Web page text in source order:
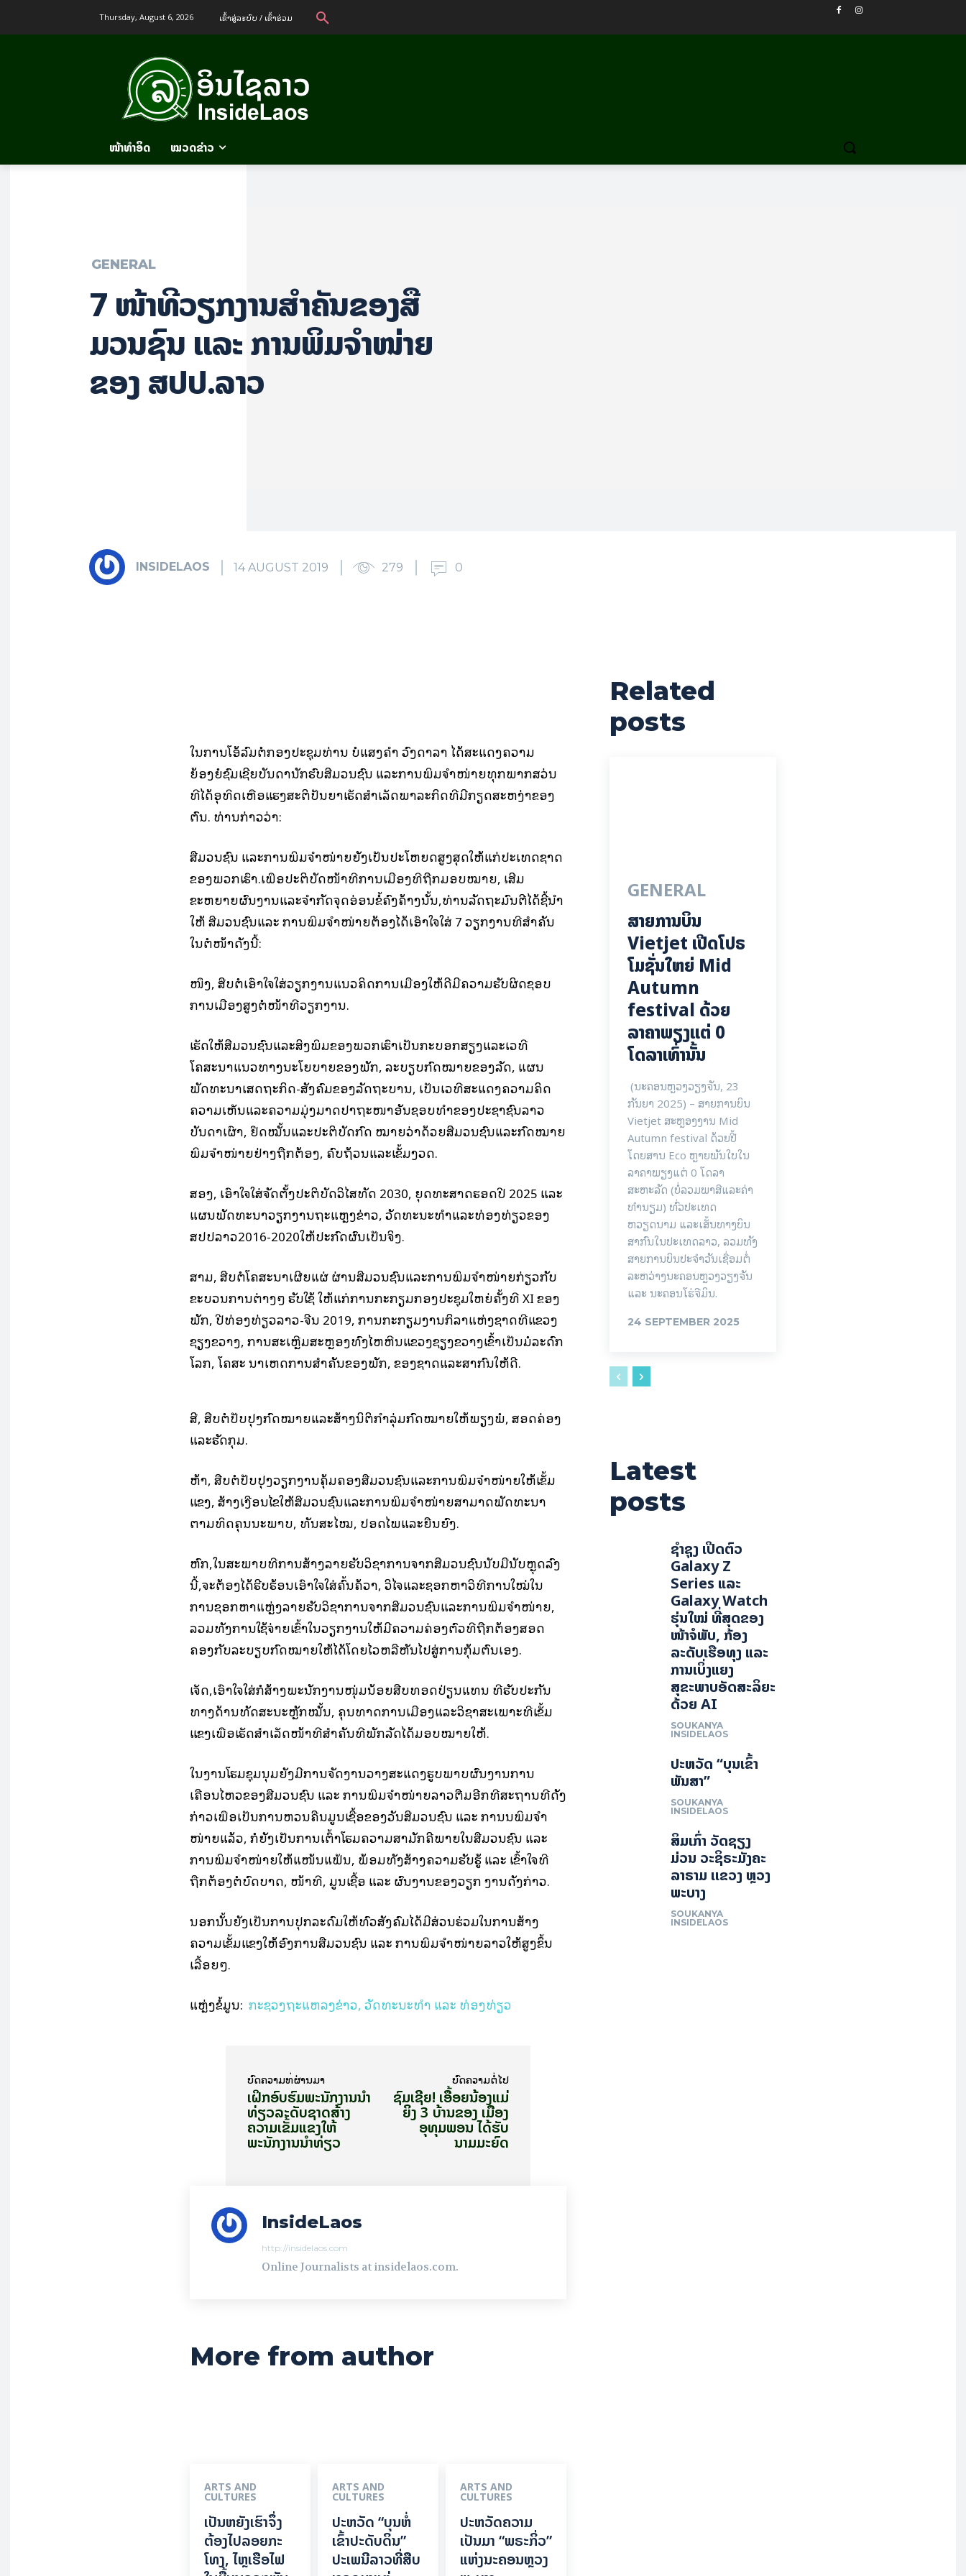
Thursday, August 6, 2026 ເຂົ້າ​ສູ່​ລະ​ບົບ / ເຂົ້າ​ຮ່ວມ
ໜ້າທຳອິດ ໝວດຂ່າວ
GENERAL
7 ໜ້າທີ່ວຽກງານສຳຄັນຂອງສື່
ມວນຊົນ ແລະ ການພິມຈຳໜ່າຍ
ຂອງ ສປປ.ລາວ
INSIDELAOS 14 AUGUST 2019 279 0
ໃນການໂອ້ລົມຕໍ່ກອງປະຊຸມທ່ານ ບໍ່ແສງຄຳ ວົງດາລາ ໄດ້ສະແດງຄວາມ
ຍ້ອງຍໍຊົມເຊີຍບັນດານັກຮົບສື່ມວນຊົນ ແລະການພິມຈຳໜ່າຍທຸກພາກສວ່ນ
ທີ່ໄດ້ອຸທິດເຫື່ອແຮງສະຕິປັນຍາເຮັດສຳເລັດພາລະກິດທີ່ມີກຽດສະຫງ່າຂອງ
ຕົນ. ທ່ານກ່າວວ່າ:
ສື່ມວນຊົນ ແລະການພິມຈຳໜ່າຍຍັງເປັນປະໂຫຍດສູງສຸດໃຫ້ແກ່ປະເທດຊາດ
ຂອງພວກເຮົາ.ເພື່ອປະຕິບັດໜ້າທີການເມືອງທີ່ຖືກມອບໝາຍ, ເສີມ
ຂະຫຍາຍຜົນງານແລະຈໍາກັດຈຸດອ່ອນຂໍ້ຄົງຄ້າງນັ້ນ,ທ່ານລັດຖະມົນຕີໄດ້ຊີ້ນຳ
ໃຫ້ ສື່ມວນຊົນແລະ ການພິມຈໍາໜ່າຍຕ້ອງໄດ້ເອົາໃຈໃສ່ 7 ວຽກງານທີ່ສຳຄັນ
ໃນຕໍ່ໜ້າດັ່ງນີ້:
ໜຶ່ງ, ສືບຕໍ່ເອົາໃຈໃສ່ວຽກງານແນວຄິດການເມືອງໃຫ້ດີມີຄວາມຮັບຜິດຊອບ
ການເມືອງສູງຕໍ່ໜ້າທີ່ວຽກງານ.
ເຮັດໃຫ້ສື່ມວນຊົນແລະສິ່ງພິມຂອງພວກເຮົາເປັນກະບອກສຽງແລະເວທີ
ໂຄສະນາແນວທາງນະໂຍບາຍຂອງພັກ, ລະບຽບກົດໝາຍຂອງລັດ, ແຜນ
ພັດທະນາເສດຖະກິດ-ສັງຄົມຂອງລັດຖະບານ, ເປັນເວທີສະແດງຄວາມຄິດ
ຄວາມເຫັນແລະຄວາມມຸ່ງມາດປາຖະໜາອັນຊອບທໍາຂອງປະຊາຊົນລາວ
ບັນດາເຜົ່າ, ຢຶດໝັ້ນແລະປະຕິບັດກົດ ໝາຍວ່າດ້ວຍສື່ມວນຊົນແລະກົດໝາຍ
ພິມຈໍາໜ່າຍຢ່າງຖືກຕ້ອງ, ຄົບຖ້ວນແລະເຂັ້ມງວດ.
ສອງ, ເອົາໃຈໃສ່ຈັດຕັ້ງປະຕິບັດວິໄສທັດ 2030, ຍຸດທະສາດຮອດປີ 2025 ແລະ
ແຜນພັດທະນາວຽກງານຖະແຫຼງຂ່າວ, ວັດທະນະທຳແລະທ່ອງທ່ຽວຂອງ
ສປປລາວ2016-2020ໃຫ້ປະກົດຜົນເປັນຈິງ.
ສາມ, ສືບຕໍ່ໂຄສະນາເຜີຍແຜ່ ຜ່ານສື່ມວນຊົນແລະການພິມຈໍາໜ່າຍກ່ຽວກັບ
ຂະບວນການຕ່າງໆ ຮັບໃຊ້ ໃຫ້ແກ່ການກະກຽມກອງປະຊຸມໃຫຍ່ຄັ້ງທີ XI ຂອງ
ພັກ, ປີທ່ອງທ່ຽວລາວ-ຈີນ 2019, ການກະກຽມງານກິລາແຫ່ງຊາດທີ່ແຂວງ
ຊຽງຂວາງ, ການສະເຫຼີມສະຫຼອງທົ່ງໄຫຫີນແຂວງຊຽງຂວາງເຂົ້າເປັນມໍລະດົກ
ໂລກ, ໂຄສະ ນາເຫດການສໍາຄັນຂອງພັກ, ຂອງຊາດແລະສາກົນໃຫ້ດີ.
ສີ່, ສືບຕໍ່ປັບປຸງກົດໝາຍແລະສ້າງນິຕິກໍາລຸ່ມກົດໝາຍໃຫ້ພຽງພໍ, ສອດຄ່ອງ
ແລະຮັດກຸມ.
ຫ້າ, ສືບຕໍ່ປັບປຸງວຽກງານຄຸ້ມຄອງສື່ມວນຊົນແລະການພິມຈໍາໜ່າຍໃຫ້ເຂັ້ມ
ແຂງ, ສ້າງເງື່ອນໄຂໃຫ້ສື່ມວນຊົນແລະການພິມຈໍາໜ່າຍສາມາດພັດທະນາ
ຕາມທິດຄຸນນະພາບ, ທັນສະໄໝ, ປອດໄພແລະຍືນຍົງ.
ຫົກ,ໃນສະພາບທີ່ການສ້າງລາຍຮັບວິຊາການຈາກສື່ມວນຊົນນັບມືນັບຫຼຸດລົງ
ນີ້,ຈະຕ້ອງໄດ້ຮີບຮ້ອນເອົາໃຈໃສ່ຄົ້ນຄ້ວາ, ວິໄຈແລະຊອກຫາວິທີການໃໝ່ໃນ
ການຊອກຫາແຫຼ່ງລາຍຮັບວິຊາການຈາກສື່ມວນຊົນແລະການພິມຈໍາໜ່າຍ,
ລວມທັງການໃຊ້ຈ່າຍເຂົ້າໃນວຽກງານໃຫ້ມີຄວາມຄ່ອງຕົວທີຖືກຕ້ອງສອດ
ຄອງກັບລະບຽບກົດໝາຍໃຫ້ໄດ້ໂດຍໄວຫລືຫັນໄປສູ່ການກຸ້ມຕົນເອງ.
ເຈັດ,ເອົາໃຈໃສ່ກໍ່ສ້າງພະນັກງານໜຸ່ມນ້ອຍສືບທອດປ່ຽນແທນ ທີຮັບປະກັນ
ທາງດ້ານທັດສະນະຫຼັກໝັ້ນ, ຄຸນທາດການເມືອງແລະວິຊາສະເພາະທີ່ເຂັ້ມ
ແຂງເພື່ອເຮັດສຳເລັດໜ້າທີ່ສໍາຄັນທີພັກລັດໄດ້ມອບໝາຍໃຫ້.
ໃນງານໂຮມຊຸມນຸມຍັງມີການຈັດງານວາງສະແດງຮູບພາບຜົນງານການ
ເຄື່ອນໄຫວຂອງສື່ມວນຊົນ ແລະ ການພິມຈໍາໜ່າຍລາວຕື່ມອີກທີ່ສະຖານທີ່ດັ່ງ
ກ່າວເພື່ອເປັນການຫວນຄືນມູນເຊື້ອຂອງວັນສື່ມວນຊົນ ແລະ ການນພິມຈໍາ
ໜ່າຍແລ້ວ, ກໍຍັງເປັນການເຕົ້າໂຮມຄວາມສາມັກຄີພາຍໃນສື່ມວນຊົນ ແລະ
ການພິມຈໍາໜ່າຍໃຫ້ແໜ້ນແຟ້ນ, ພ້ອມທັງສ້າງຄວາມຮັບຮູ້ ແລະ ເຂົ້າໃຈທີ່
ຖືກຕ້ອງຕໍ່ບົດບາດ, ໜ້າທີ່, ມູນເຊື້ອ ແລະ ຜົນງານຂອງວຽກ ງານດັ່ງກ່າວ.
ນອກນັ້ນຍັງເປັນການປຸກລະດົມໃຫ້ທົ່ວສັງຄົມໄດ້ມີສ່ວນຮ່ວມໃນການສ້າງ
ຄວາມເຂັ້ມແຂງໃຫ້ອົງການສື່ມວນຊົນ ແລະ ການພິມຈໍາໜ່າຍລາວໃຫ້ສູງຂຶ້ນ
ເລື້ອຍໆ.
ແຫຼ່ງຂໍ້ມູນ: ກະຊວງຖະແຫລງຂ່າວ, ວັດທະນະທຳ ແລະ ທ່ອງທ່ຽວ
ບົດ​ຄວາມ​ທີ່​ຜ່ານ​ມາ
​ເຝິກ­ອົບ­ຮົມ​ພະ­ນັກ­ງານ​ນຳ​
ທ່ຽວ​ລະ­ດັບ​ຊາດສ້າງ
ຄວາມເຂັ້ມແຂງໃຫ້
ພະນັກງານນຳທ່ຽວ
ບົດ​ຄວາມ​ຕໍ່​ໄປ
ຊົມເຊີຍ! ເອື້ອຍນ້ອງແມ່
ຍິງ 3 ບ້ານຂອງ ເມືອງ
ອຸທຸມພອນ ໄດ້ຮັບ
ນາມມະຍົດ
InsideLaos
http://insidelaos.com
Online Journalists at insidelaos.com.
More from author
ARTS AND
CULTURES
ເປັນ​ຫຍັງ​ເຮົາ​ຈຶ່ງ​
ຕ້ອງ​ໄປລອຍ​ກະ​
ໂທງ, ໄຫຼ​ເຮືອ​ໄຟ
ARTS AND
CULTURES
ປະຫວັດ “ບຸນຫໍ່
ເຂົ້າປະດັບດິນ”
ປະເພນີລາວທີ່ສືບ
ARTS AND
CULTURES
ປະຫວັດຄວາມ
ເປັນມາ “ພຣະກິ່ວ”
ແຫ່ງນະຄອນຫຼວງ
Related
posts
GENERAL
ສາຍການບິນ
Vietjet ເປີດໂປຣ
ໂມຊັ່ນໃຫຍ່ Mid
Autumn
festival ດ້ວຍ
ລາຄາພຽງແຕ່ 0
ໂດລາເທົ່ານັ້ນ
(ນະຄອນຫຼວງວຽງຈັນ, 23
ກັນຍາ 2025) – ສາຍການບິນ
Vietjet ສະຫຼອງງານ Mid
Autumn festival ດ້ວຍປີ້
ໂດຍສານ Eco ຫຼາຍພັນໃບໃນ
ລາຄາພຽງແຕ່ 0 ໂດລາ
ສະຫະລັດ (ບໍ່ລວມພາສີແລະຄ່າ
ທໍານຽມ) ທົ່ວປະເທດ
ຫວຽດນາມ ແລະເສັ້ນທາງບິນ
ສາກົນໃນປະເທດລາວ, ລວມທັງ
ສາຍການບິນປະຈໍາວັນເຊື່ອມຕໍ່
ລະຫວ່າງນະຄອນຫຼວງວຽງຈັນ
ແລະ ນະຄອນໂຮ່ຈີມິນ.
24 SEPTEMBER 2025
Latest
posts
ຊຳຊຸງ ເປີດຕົວ
Galaxy Z
Series ແລະ
Galaxy Watch
ຮຸ່ນໃໝ່ ທີ່ສຸດຂອງ
ໜ້າຈໍພັບ, ກ້ອງ
ລະດັບເຮືອທຸງ ແລະ
ການເບິ່ງແຍງ
ສຸຂະພາບອັດສະລິຍະ
ດ້ວຍ AI
SOUKANYA
INSIDELAOS
ປະຫວັດ “ບຸນເຂົ້າ
ພັນສາ”
SOUKANYA
INSIDELAOS
ສິມເກົ່າ ວັດຊຽງ
ມ່ວນ ວະຊິຣະມັງຄະ
ລາຣາມ ເເຂວງ ຫຼວງ
ພະບາງ
SOUKANYA
INSIDELAOS